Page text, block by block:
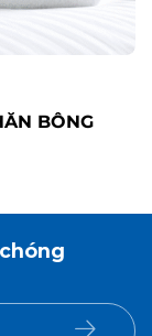
BÔNG